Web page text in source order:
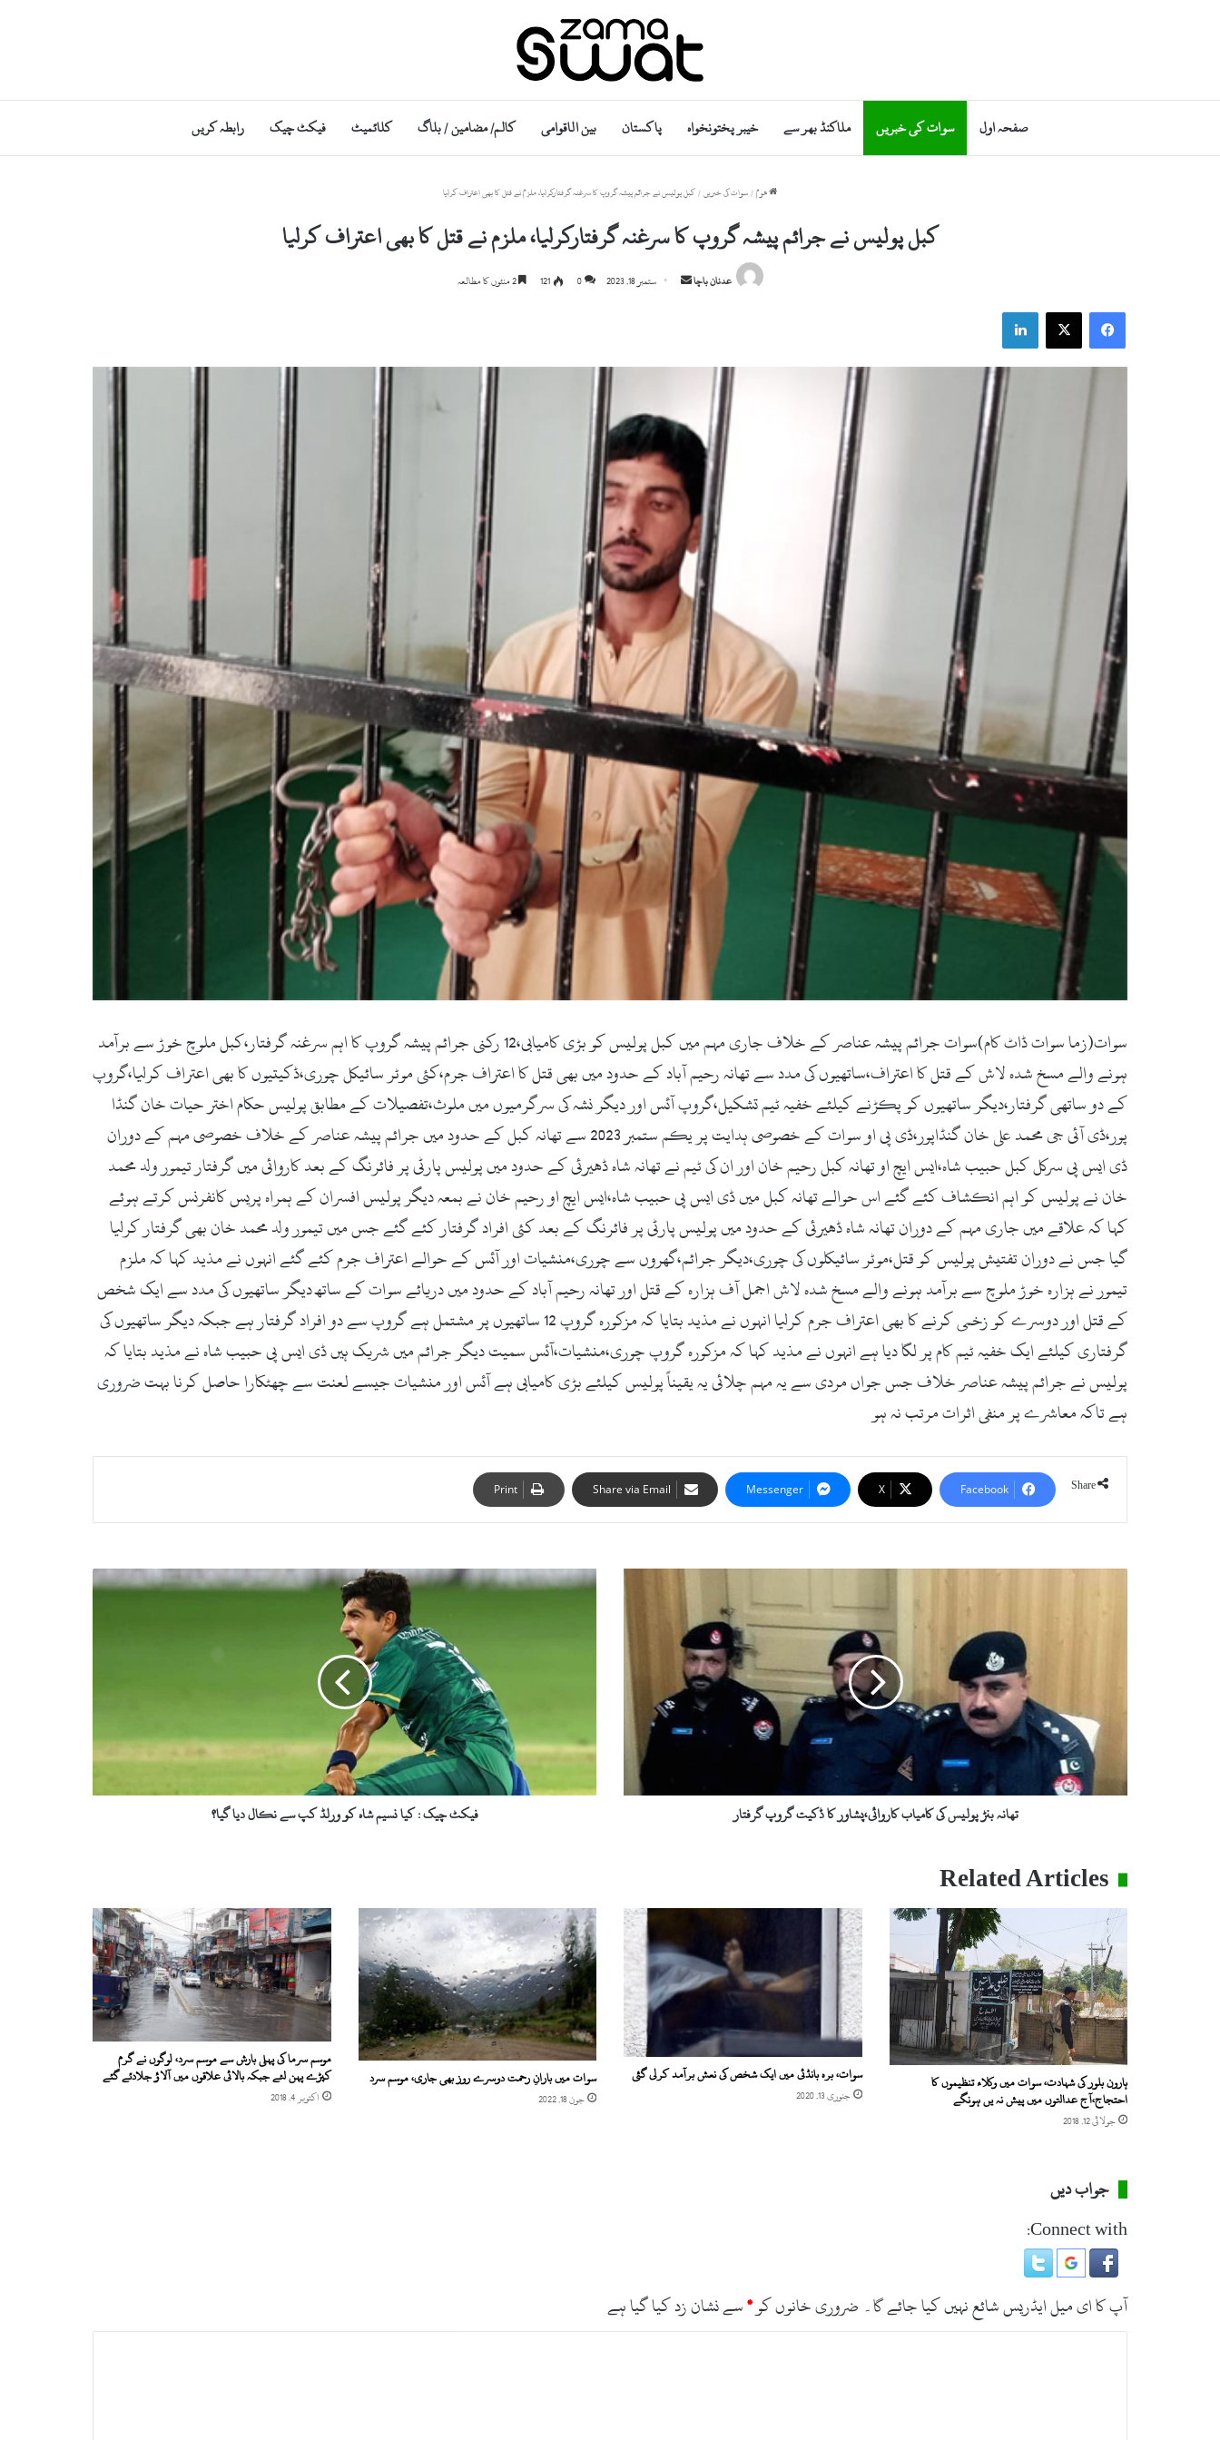
صفحہ اول سوات کی خبریں ملاکنڈ بھر سے خیبر پختونخواہ پاکستان بین الاقوامی کالم/ مضامین / بلاگ کلائمیٹ فیکٹ چیک رابطہ کریں
ھوم/سوات کی خبریں/کبل پولیس نے جرائم پیشہ گروپ کا سرغنہ گرفتارکرلیا، ملزم نے قتل کا بھی اعتراف کرلیا
کبل پولیس نے جرائم پیشہ گروپ کا سرغنہ گرفتارکرلیا، ملزم نے قتل کا بھی اعتراف کرلیا
عدنان باچا
Send ستمبر 18, 2023 0
121 2 منٹوں کا مطالعہ
Facebook
X
LinkedIn
سوات(زما سوات ڈاٹ کام)سوات جرائم پیشہ عناصر کے خلاف جاری مہم میں کبل پولیس کو بڑی کامیابی،12 رکنی جرائم پیشہ گروپ کا اہم سرغنہ گرفتار،کبل ملوچ خوڑ سے برآمد
ہونے والے مسخ شدہ لاش کے قتل کا اعتراف،ساتھیوں کی مدد سے تھانہ رحیم آباد کے حدود میں بھی قتل کا اعتراف جرم،کئی موٹر سائیکل چوری،ڈکیتیوں کا بھی اعتراف کرلیا،گروپ
کے دو ساتھی گرفتار،دیگر ساتھیوں کو پکڑنے کیلئے خفیہ ٹیم تشکیل،گروپ آئس اور دیگر نشہ کی سرگرمیوں میں ملوث،تفصیلات کے مطابق پولیس حکام اختر حیات خان گنڈا
پور،ڈی آئی جی محمد علی خان گنڈاپور،ڈی پی او سوات کے خصوصی ہدایت پر یکم ستمبر 2023 سے تھانہ کبل کے حدود میں جرائم پیشہ عناصر کے خلاف خصوصی مہم کے دوران
ڈی ایس پی سرکل کبل حبیب شاہ،ایس ایچ او تھانہ کبل رحیم خان اور ان کی ٹیم نے تھانہ شاہ ڈھیرئی کے حدود میں پولیس پارٹی پر فائرنگ کے بعد کاروائی میں گرفتار تیمور ولد محمد
خان نے پولیس کو اہم انکشاف کئے گئے اس حوالے تھانہ کبل میں ڈی ایس پی حبیب شاہ،ایس ایچ او رحیم خان نے بمعہ دیگر پولیس افسران کے ہمراہ پریس کانفرنس کرتے ہوئے
کہا کہ علاقے میں جاری مہم کے دوران تھانہ شاہ ڈھیرئی کے حدود میں پولیس پارٹی پر فائرنگ کے بعد کئی افراد گرفتار کئے گئے جس میں تیمور ولد محمد خان بھی گرفتار کرلیا
گیا جس نے دوران تفتیش پولیس کو قتل،موٹر سائیکلوں کی چوری،دیگر جرائم،گھروں سے چوری،منشیات اور آئس کے حوالے اعتراف جرم کئے گئے انہوں نے مذید کہا کہ ملزم
تیمور نے ہزارہ خوڑ ملوچ سے برآمد ہونے والے مسخ شدہ لاش اجمل آف ہزارہ کے قتل اور تھانہ رحیم آباد کے حدود میں دریائے سوات کے ساتھ دیگر ساتھیوں کی مدد سے ایک شخص
کے قتل اور دوسرے کو زخمی کرنے کا بھی اعتراف جرم کرلیا انہوں نے مذید بتایا کہ مزکورہ گروپ 12 ساتھیوں پر مشتمل ہے گروپ سے دو افراد گرفتار ہے جبکہ دیگر ساتھیوں کی
گرفتاری کیلئے ایک خفیہ ٹیم کام پر لگا دیا ہے انہوں نے مذید کہا کہ مزکورہ گروپ چوری،منشیات،آئس سمیت دیگر جرائم میں شریک ہیں ڈی ایس پی حبیب شاہ نے مذید بتایا کہ
پولیس نے جرائم پیشہ عناصر خلاف جس جواں مردی سے یہ مہم چلائی یہ یقیناً پولیس کیلئے بڑی کامیابی ہے آئس اور منشیات جیسے لعنت سے چھٹکارا حاصل کرنا بہت ضروری
ہے تاکہ معاشرے پر منفی اثرات مرتب نہ ہو
Share
Facebook
X
Messenger
Share via Email
Print
تھانہ
پولیس
ڈکیت
گروپ
گرفتار
تھانہ بنڑ پولیس کی کامیاب کاروائی،پشاور کا ڈکیت گروپ گرفتار
فیکٹ
چیک
سے
نکال
دیا
گیا؟ فیکٹ چیک : کیا نسیم شاہ کو ورلڈ کپ سے نکال دیا گیا؟
Related Articles
ہارون بلور کی شہادت، سوات میں وکلاء تنظیموں کا
احتجاج،آج عدالتوں میں پیش نہ یں ہونگے
جولائی 12, 2018
سوات، برہ بانڈئی میں ایک شخص کی نعش برآمد کرلی گئی
جنوری 13, 2020
سوات میں بارانِ رحمت دوسرے روز بھی جاری، موسم سرد
جون 18, 2022
موسم سرما کی پہلی بارش سے موسم سرد، لوگوں نے گرم
کپڑے پہن لئے جبکہ بالائی علاقوں میں آلاؤ جلادئے گئے
اکتوبر 4, 2018
جواب دیں
Connect with:
آپ کا ای میل ایڈریس شائع نہیں کیا جائے گا۔ ضروری خانوں کو*سے نشان زد کیا گیا ہے